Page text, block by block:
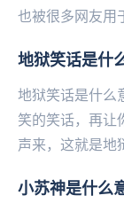
也被很多网友用
地狱笑话是什
地狱笑话是什么
笑的笑话，再让
声来，这就是地
小苏神是什么